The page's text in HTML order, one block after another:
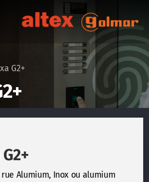
G2+
Alumium, Inox ou alumium